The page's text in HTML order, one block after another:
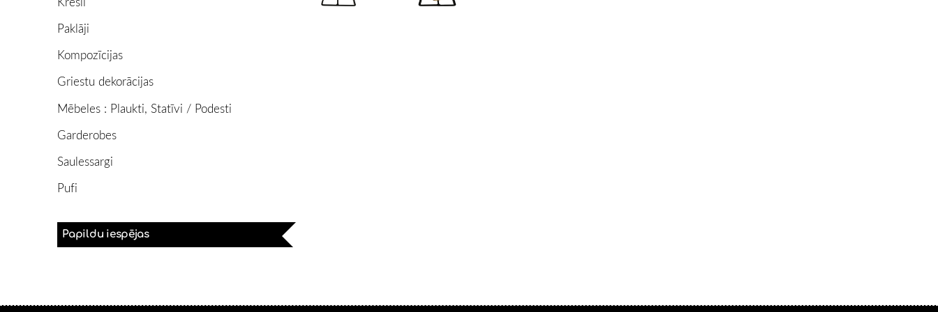
Paklāji
Kompozīcijas
Griestu dekorācijas
Mēbeles : Plaukti, Statīvi / Podesti
Garderobes
Saulessargi
Pufi
Papildu iespējas